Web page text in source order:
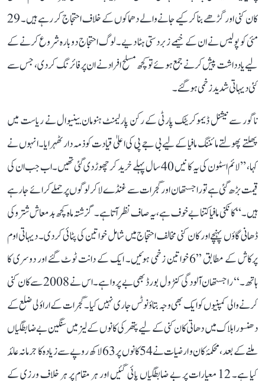
کان کنی اور گڑھے بنا کر کیے جانے والے دھماکوں کے خلاف احتجاج کر رہے ہیں۔ 29
مئی کو پولیس نے ان کے خیمے زبردستی ہٹا دیے۔ لوگ احتجاج دوبارہ شروع کرنے کے
لیے یادداشت پیش کرنے جمع ہوئے تو کچھ مسلح افراد نے ان پر فائرنگ کر دی، جس سے
کئی دیہاتی شدید زخمی ہو گئے۔
ناگور سے نیشنل ڈیموکریٹک پارٹی کے رکن پارلیمنٹ ہنومان بینیوال نے ریاست میں
پھلتے پھولتے مائننگ مافیا کے لیے بی جے پی کی اعلیٰ قیادت کو ذمہ دار ٹھہرایا۔ انہوں نے
کہا، ’’لائم اسٹون کی یہ کانیں 40 سال پہلے خرید کر چھوڑ دی گئی تھیں۔ اب جب ان کی
قیمت بڑھ گئی ہے تو راجستھان اور گجرات سے غنڈے لا کر لوگوں پر حملے کرائے جا رہے
ہیں۔‘‘ کانکنی مافیا کتنا بے خوف ہے، یہ صاف نظر آتا ہے۔ گزشتہ ماہ کچھ بدمعاش شترو کی
ڈھانی گاؤں پہنچے اور کان کنی مخالف احتجاج میں شامل خواتین کی پٹائی کر دی۔ دیہاتی اوم
پرکاش کے مطابق ’’6 خواتین زخمی ہوئیں۔ ایک کے دانت ٹوٹ گئے اور دوسری کا
ہاتھ۔‘‘ راجستھان آلودگی کنٹرول بورڈ بھی بے پروا ہے۔ اس نے 2008 سے کان کنی
کرنے والی کمپنیوں کو ایک بھی وجہ بتاؤ نوٹس جاری نہیں کیا۔ گجرات کے اراؤلی ضلع کے
دھنسورا بلاک میں دھاتی کان کنی کے لیے پتھر کی کانوں کے لیز میں سنگین بے ضابطگیاں
ملنے کے بعد، محکمۂ کان و ارضیات نے 54 کانوں پر 63 لاکھ روپے سے زیادہ کا جرمانہ عائد
کیا ہے۔ 12 معیارات پر بے ضابطگیاں پائی گئیں اور ہر مقام پر ہر خلاف ورزی کے